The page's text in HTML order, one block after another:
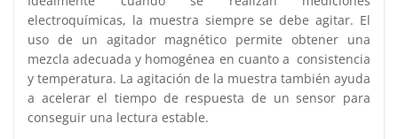
electroquímicas, la muestra siempre se debe agitar. El
uso de un agitador magnético permite obtener una
mezcla adecuada y homogénea en cuanto a consistencia
y temperatura. La agitación de la muestra también ayuda
a acelerar el tiempo de respuesta de un sensor para
conseguir una lectura estable.